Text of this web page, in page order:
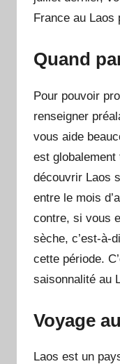
France au Laos
Quand
Pour pouvoir
renseigner
vous aide
est
découvrir Laos
entre le mois
contre, si vous
sèche, c’est-à-
cette période.
saisonnalité au
Voyage
Laos est un